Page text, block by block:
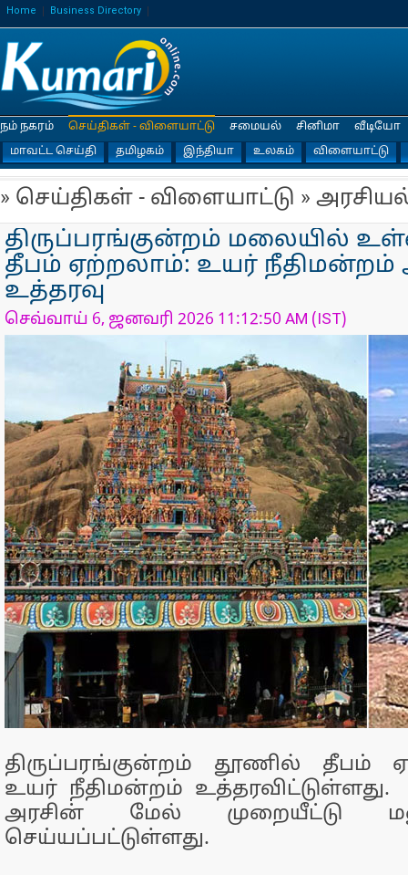
Home Business Directory
நம் நகரம்
செய்திகள் - விளையாட்டு
மாவட்ட செய்தி
தமிழகம் இந்தியா உலகம் விளையாட்டு
சமையல் சினிமா வீடியோ
» செய்திகள் - விளையாட்டு »
திருப்பரங்குன்றம் மலையில்
தீபம் ஏற்றலாம்: உயர் நீதிமன்றம்
உத்தரவு
செவ்வாய் 6, ஜனவரி 2026 11:12:50 AM (IST)
திருப்பரங்குன்றம் தூணில் தீபம்
உயர் நீதிமன்றம் உத்தரவிட்டுள்ளது.
அரசின் மேல் முறையீட்டு
செய்யப்பட்டுள்ளது.